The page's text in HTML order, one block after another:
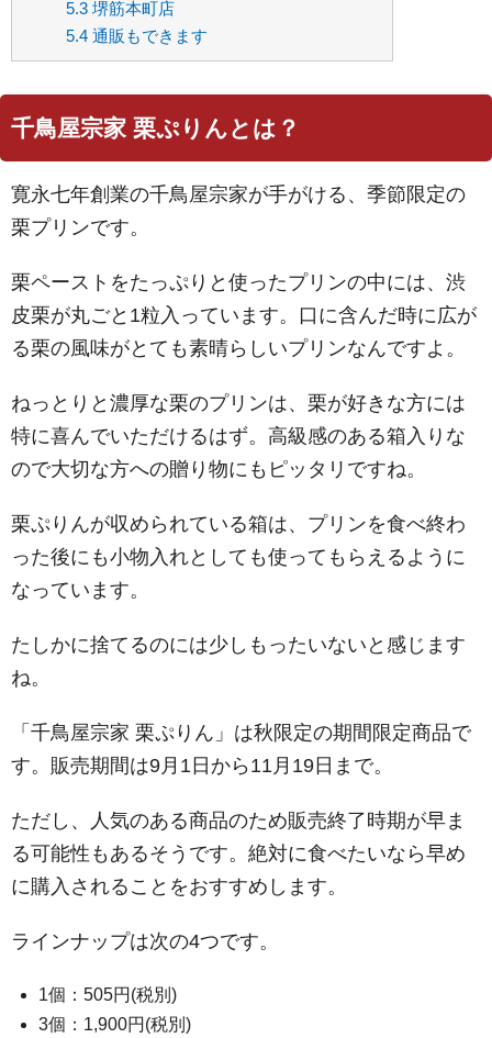
5.3堺筋本町店
5.4通販もできます
千鳥屋宗家 栗ぷりんとは？
寛永七年創業の千鳥屋宗家が手がける、季節限定の
栗プリンです。
栗ペーストをたっぷりと使ったプリンの中には、渋
皮栗が丸ごと1粒入っています。口に含んだ時に広が
る栗の風味がとても素晴らしいプリンなんですよ。
ねっとりと濃厚な栗のプリンは、栗が好きな方には
特に喜んでいただけるはず。高級感のある箱入りな
ので大切な方への贈り物にもピッタリですね。
栗ぷりんが収められている箱は、プリンを食べ終わ
った後にも小物入れとしても使ってもらえるように
なっています。
たしかに捨てるのには少しもったいないと感じます
ね。
「千鳥屋宗家 栗ぷりん」は秋限定の期間限定商品で
す。販売期間は9月1日から11月19日まで。
ただし、人気のある商品のため販売終了時期が早ま
る可能性もあるそうです。絶対に食べたいなら早め
に購入されることをおすすめします。
ラインナップは次の4つです。
1個：505円(税別)
3個：1,900円(税別)